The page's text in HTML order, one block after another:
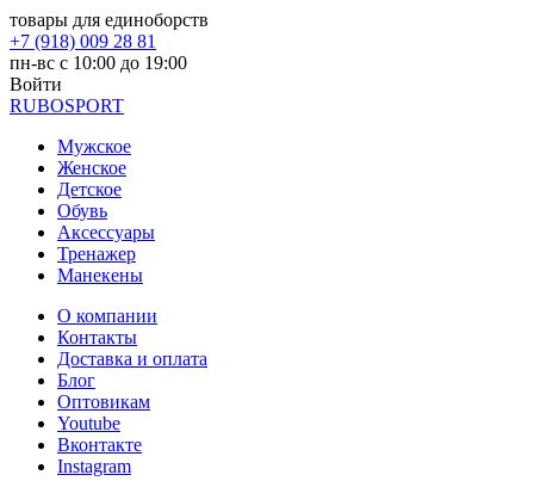
товары для единоборств
+7 (918) 009 28 81
пн-вс с 10:00 до 19:00
Войти
RUBOSPORT
Мужское
Женское
Детское
Обувь
Аксессуары
Тренажер
Манекены
О компании
Контакты
Доставка и оплата
Блог
Оптовикам
Youtube
Вконтакте
Instagram